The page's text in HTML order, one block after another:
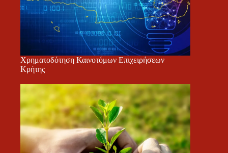
Χρηματοδότηση Καινοτόμων Επιχειρήσεων
Κρήτης